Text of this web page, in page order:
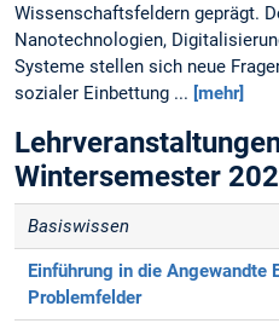
Wissenschaftsfeldern geprägt.
Nanotechnologien,
Systeme stellen sich neue
sozialer Einbettung ... [mehr]
Wintersemester
Basiswissen
Einführung in die Angewandte
Problemfelder